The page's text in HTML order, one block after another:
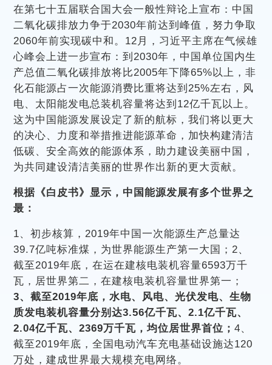
在第七十五届联合国大会一般性辩论上宣布：中国
二氧化碳排放力争于2030年前达到峰值，努力争取
2060年前实现碳中和。12月，习近平主席在气候雄
心峰会上进一步宣布：到2030年，中国单位国内生
产总值二氧化碳排放将比2005年下降65%以上，非
化石能源占一次能源消费比重将达到25%左右，风
电、太阳能发电总装机容量将达到12亿千瓦以上。
这为中国能源发展设定了新的航标，我们将以更大
的决心、力度和举措推进能源革命，加快构建清洁
低碳、安全高效的能源体系，助力建设美丽中国，
为共同建设清洁美丽的世界作出新的更大贡献。
根据《白皮书》显示，中国能源发展有多个世界之
最：
1、初步核算，2019年中国一次能源生产总量达
39.7亿吨标准煤，为世界能源生产第一大国；2、
截至2019年底，在运在建核电装机容量6593万千
瓦，居世界第二，在建核电装机容量世界第一；
3、截至2019年底，水电、风电、光伏发电、生物
质发电装机容量分别达3.56亿千瓦、2.1亿千瓦、
2.04亿千瓦、2369万千瓦，均位居世界首位； 4、
截至2019年底，全国电动汽车充电基础设施达120
万处，建成世界最大规模充电网络。